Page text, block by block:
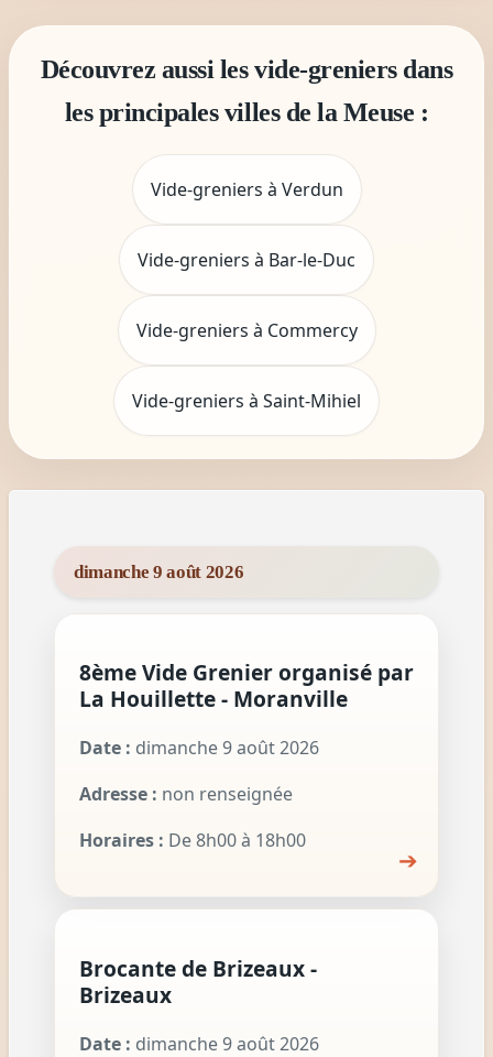
Découvrez aussi les vide-greniers dans
les principales villes de la Meuse :
Vide-greniers à Verdun
Vide-greniers à Bar-le-Duc
Vide-greniers à Commercy
Vide-greniers à Saint-Mihiel
dimanche 9 août 2026
8ème Vide Grenier organisé par
La Houillette - Moranville
Date : dimanche 9 août 2026
Adresse : non renseignée
Horaires : De 8h00 à 18h00
➔
Brocante de Brizeaux -
Brizeaux
Date : dimanche 9 août 2026